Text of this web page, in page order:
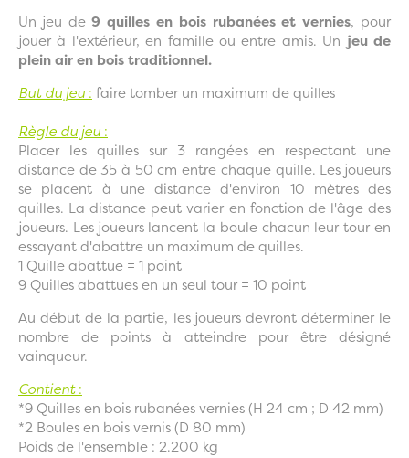
Un jeu de9 quilles en bois rubanées et vernies, pour
jouer à l'extérieur, en famille ou entre amis. Un jeu de
plein air en bois traditionnel.
But du jeu : faire tomber un maximum de quilles
Règle du jeu :
Placer les quilles sur 3 rangées en respectant une
distance de 35 à 50 cm entre chaque quille. Les joueurs
se placent à une distance d'environ 10 mètres des
quilles. La distance peut varier en fonction de l'âge des
joueurs. Les joueurs lancent la boule chacun leur tour en
essayant d'abattre un maximum de quilles.
1 Quille abattue = 1 point
9 Quilles abattues en un seul tour = 10 point
Au début de la partie, les joueurs devront déterminer le
nombre de points à atteindre pour être désigné
vainqueur.
Contient:
*9 Quilles en bois rubanées vernies (H 24 cm ; D 42 mm)
*2 Boules en bois vernis (D 80 mm)
Poids de l'ensemble : 2.200 kg